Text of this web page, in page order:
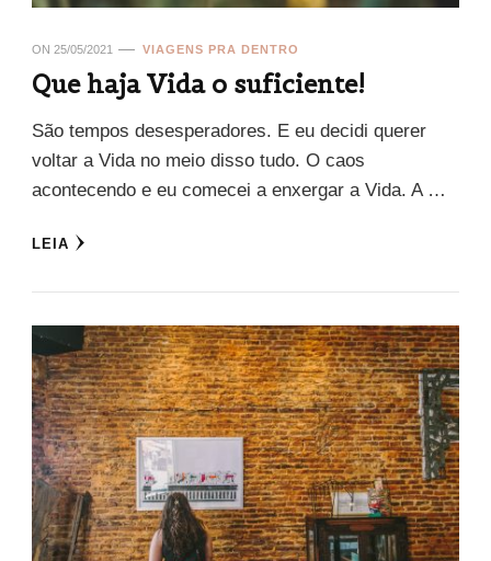
ON 25/05/2021 VIAGENS PRA DENTRO
Que haja Vida o suficiente!
São tempos desesperadores. E eu decidi querer
voltar a Vida no meio disso tudo. O caos
acontecendo e eu comecei a enxergar a Vida. A …
LEIA